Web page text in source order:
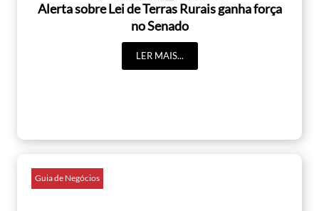
Alerta sobre Lei de Terras Rurais ganha força
no Senado
LER MAIS...
Guia de Negócios